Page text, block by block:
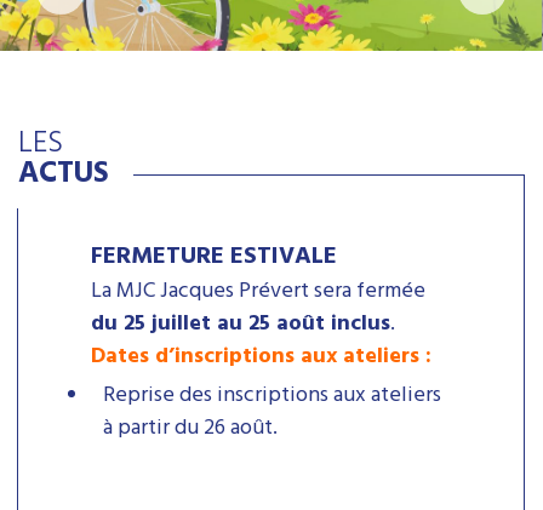
LES
ACTUS
FERMETURE ESTIVALE
La MJC Jacques Prévert sera fermée
du 25 juillet au 25 août inclus.
Dates d’inscriptions aux ateliers :
Reprise des inscriptions aux ateliers
à partir du 26 août.